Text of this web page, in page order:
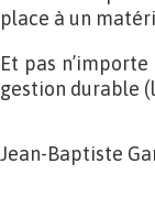
place à un
Et pas
gestion durable
Jean-Baptiste